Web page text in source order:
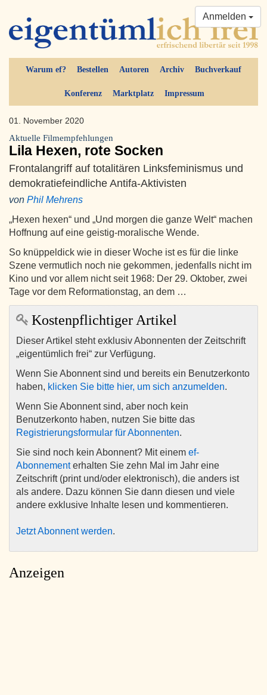
Warum ef? Bestellen Autoren Archiv Buchverkauf
Konferenz Marktplatz Impressum
Anmelden
01. November 2020
Aktuelle Filmempfehlungen
Lila Hexen, rote Socken
Frontalangriff auf totalitären Linksfeminismus und
demokratiefeindliche Antifa-Aktivisten
von Phil Mehrens
„Hexen hexen“ und „Und morgen die ganze Welt“ machen
Hoffnung auf eine geistig-moralische Wende.
So knüppeldick wie in dieser Woche ist es für die linke
Szene vermutlich noch nie gekommen, jedenfalls nicht im
Kino und vor allem nicht seit 1968: Der 29. Oktober, zwei
Tage vor dem Reformationstag, an dem …
Kostenpflichtiger Artikel
Dieser Artikel steht exklusiv Abonnenten der Zeitschrift
„eigentümlich frei“ zur Verfügung.
Wenn Sie Abonnent sind und bereits ein Benutzerkonto
haben, klicken Sie bitte hier, um sich anzumelden.
Wenn Sie Abonnent sind, aber noch kein
Benutzerkonto haben, nutzen Sie bitte das
Registrierungsformular für Abonnenten.
Sie sind noch kein Abonnent? Mit einem ef-
Abonnementerhalten Sie zehn Mal im Jahr eine
Zeitschrift (print und/oder elektronisch), die anders ist
als andere. Dazu können Sie dann diesen und viele
andere exklusive Inhalte lesen und kommentieren.
Jetzt Abonnent werden.
Anzeigen